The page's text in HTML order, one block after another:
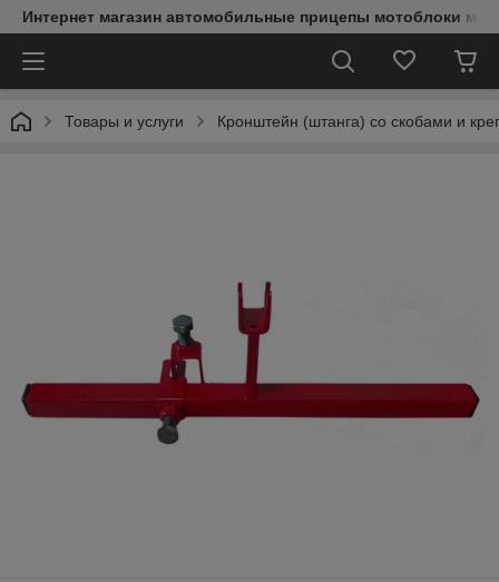
Интернет магазин автомобильные прицепы мотоблоки
Товары и услуги Кронштейн (штанга) со скобами и